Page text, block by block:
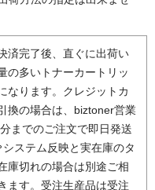
済完了後、直ぐに出荷い
の多いトナーカートリッ
なります。クレジットカ
換の場合は、biztoner営業
までのご注文で即日発送
システム反映と実在庫のタ
庫切れの場合は別途ご相
ます。受注生産品は受注